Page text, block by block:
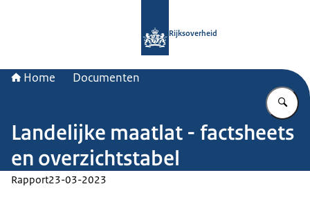
Rijksoverheid
Home Documenten
Landelijke maatlat - factsheets
en overzichtstabel
Rapport23-03-2023